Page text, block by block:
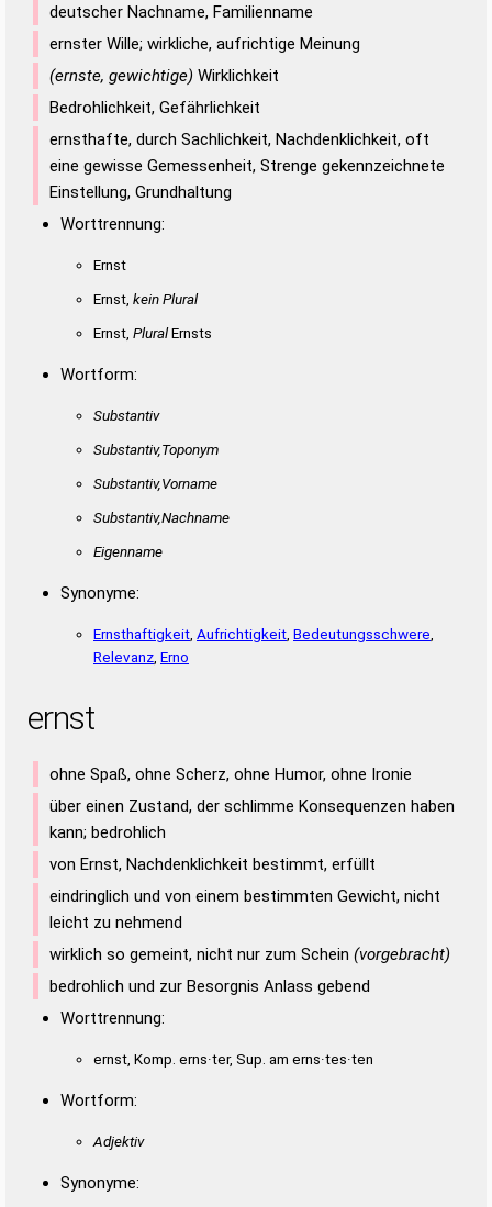
deutscher Nachname, Familienname
ernster Wille; wirkliche, aufrichtige Meinung
(ernste, gewichtige) Wirklichkeit
Bedrohlichkeit, Gefährlichkeit
ernsthafte, durch Sachlichkeit, Nachdenklichkeit, oft
eine gewisse Gemessenheit, Strenge gekennzeichnete
Einstellung, Grundhaltung
Worttrennung:
Ernst
Ernst, kein Plural
Ernst, PluralErnsts
Wortform:
Substantiv
Substantiv,Toponym
Substantiv,Vorname
Substantiv,Nachname
Eigenname
Synonyme:
Ernsthaftigkeit Aufrichtigkeit Bedeutungsschwere
Relevanz Erno
ernst
ohne Spaß, ohne Scherz, ohne Humor, ohne Ironie
über einen Zustand, der schlimme Konsequenzen haben
kann; bedrohlich
von Ernst, Nachdenklichkeit bestimmt, erfüllt
eindringlich und von einem bestimmten Gewicht, nicht
leicht zu nehmend
wirklich so gemeint, nicht nur zum Schein (vorgebracht)
bedrohlich und zur Besorgnis Anlass gebend
Worttrennung:
ernst, Komp. erns·ter, Sup. am erns·tes·ten
Wortform:
Adjektiv
Synonyme: